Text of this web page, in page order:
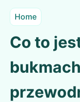
Home
Co to